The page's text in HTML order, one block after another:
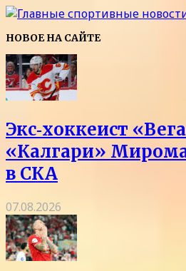
НОВОЕ НА САЙТЕ
Экс‑хоккеист
«Калгари»
в СКА
07.08.2026